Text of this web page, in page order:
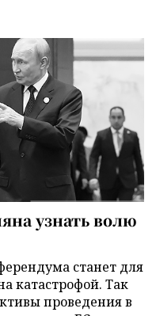
узнать волю
станет для
катастрофой. Так
проведения в